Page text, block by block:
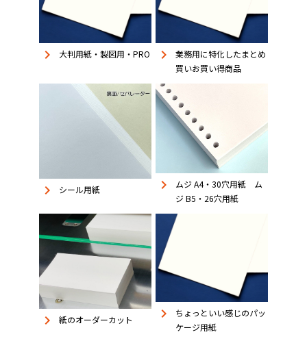
keyboard_arrow_right 大判用紙・製図用・PRO keyboard_arrow_right
業務用に特化したまとめ
買いお買い得商品
keyboard_arrow_right シール用紙 keyboard_arrow_right
ムジ A4・30穴用紙 ム
ジ B5・26穴用紙
keyboard_arrow_right 紙のオーダーカット keyboard_arrow_right
ちょっといい感じのパッ
ケージ用紙